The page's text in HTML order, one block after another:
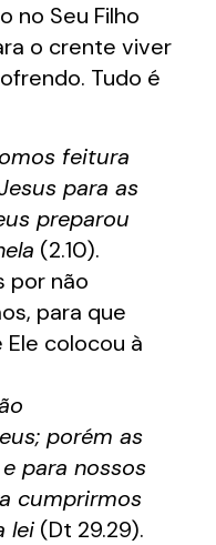
no Seu Filho
o crente viver
Tudo é
feitura
para as
preparou
(2.10).
por não
para que
colocou à
porém as
para nossos
cumprirmos
lei(Dt 29.29).